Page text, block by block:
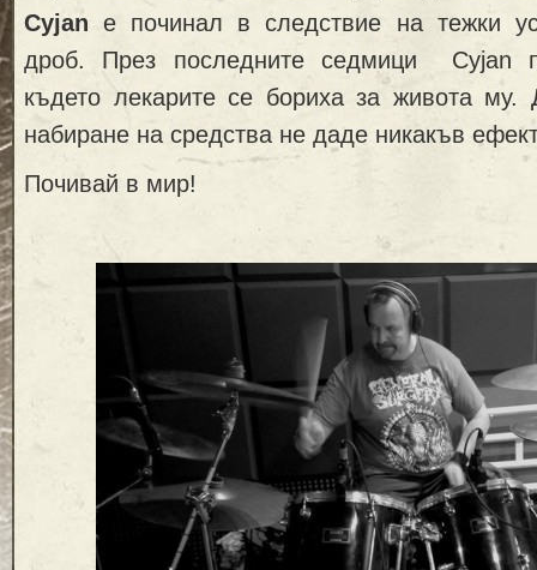
Cyjan е починал в следствие на тежки
дроб. През последните седмици Cyjan
където лекарите се бориха за живота му.
набиране на средства не даде никакъв
Почивай в мир!